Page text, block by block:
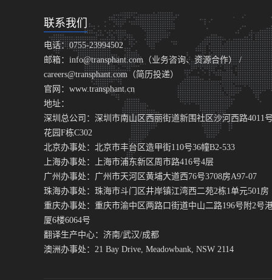
联系我们
电话：0755-23994502
邮箱：info@transphant.com（业务咨询、资源合作） /
careers@transphant.com（简历投递）
官网：www.transphant.cn
地址：
深圳总公司：深圳市南山区西丽街道新围社区沙河西路4011
花园F栋C302
北京办事处：北京市丰台区造甲街110号36幢B2-533
上海办事处：上海市浦东新区周市路416号4层
广州办事处：广州市天河区黄埔大道西76号3708房A97-07
珠海办事处：珠海市斗门区井岸镇江湾西二苑2栋1单元501房
重庆办事处：重庆市渝中区两路口街道中山二路196号附2号
厦6楼6064号
翻译生产中心：济南/武汉/成都
澳洲办事处：21 Bay Drive, Meadowbank, NSW 2114